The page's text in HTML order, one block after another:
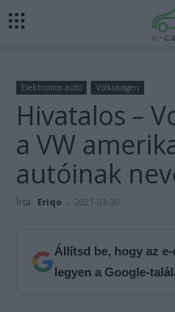
Elektromos autó Volkswagen
Hivatalos –
a VW
autóinak
Írta: Eriqo - 2021-03-30
Állítsd be, hogy az
legyen a Google-